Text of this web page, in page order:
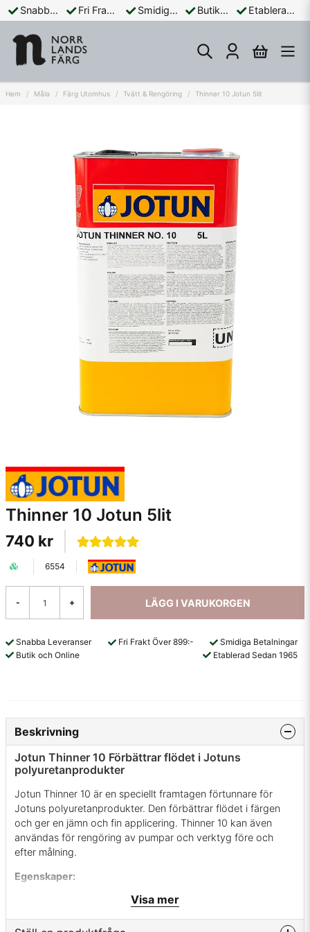
Snabba Leveranser Fri Frakt Över 899:- Smidiga Betalningar Butik och Online Etablerad Sedan 1965
Hem Måla Färg Utomhus Tvätt & Rengöring Thinner 10 Jotun 5lit
Thinner 10 Jotun 5lit
740 kr
6554
- + LÄGG I VARUKORGEN
Snabba Leveranser Fri Frakt Över 899:-
Smidiga Betalningar
Butik och Online
Etablerad Sedan 1965
Beskrivning
Jotun Thinner 10 Förbättrar flödet i Jotuns
polyuretanprodukter
Jotun Thinner 10 är en speciellt framtagen förtunnare för
Jotuns polyuretanprodukter. Den förbättrar flödet i färgen
och ger en jämn och fin applicering. Thinner 10 kan även
användas för rengöring av pumpar och verktyg före och
efter målning.
Egenskaper:
Förbättrar flödet i Jotuns polyuretanprodukter
Ger en jämn och fin applicering
Visa mer